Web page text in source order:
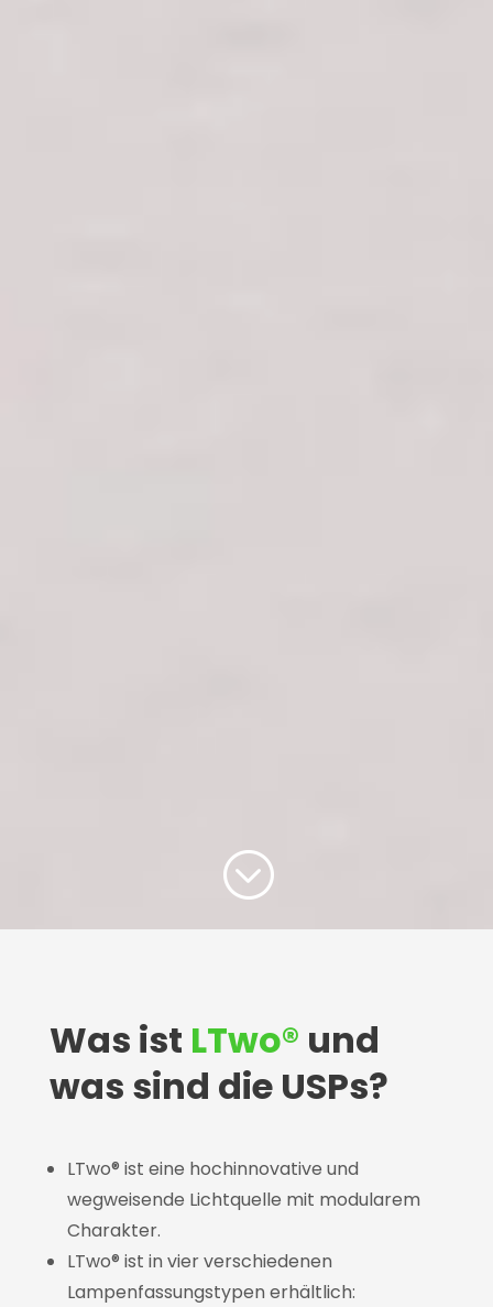
;
Was ist LTwo® und
was sind die USPs?
LTwo® ist eine hochinnovative und
wegweisende Lichtquelle mit modularem
Charakter.
LTwo® ist in vier verschiedenen
Lampenfassungstypen erhältlich: